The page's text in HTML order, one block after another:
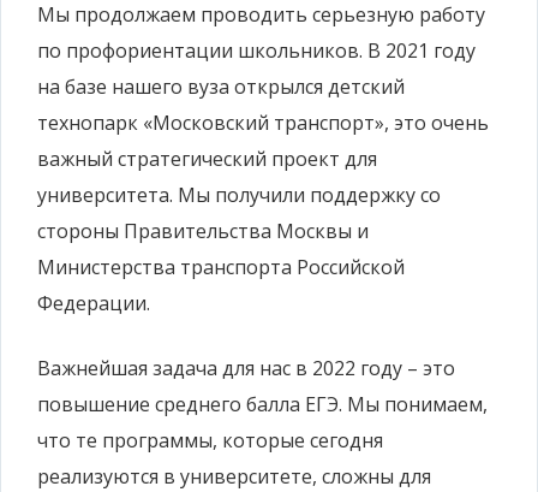
Мы продолжаем проводить серьезную работу
по профориентации школьников. В 2021 году
на базе нашего вуза открылся детский
технопарк «Московский транспорт», это очень
важный стратегический проект для
университета. Мы получили поддержку со
стороны Правительства Москвы и
Министерства транспорта Российской
Федерации.
Важнейшая задача для нас в 2022 году – это
повышение среднего балла ЕГЭ. Мы понимаем,
что те программы, которые сегодня
реализуются в университете, сложны для